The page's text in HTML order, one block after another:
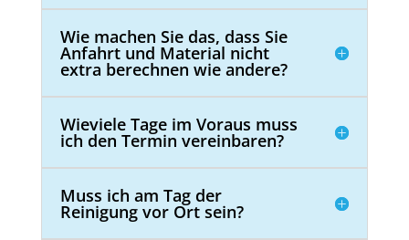
Wie machen Sie das, dass Sie
Anfahrt und Material nicht
extra berechnen wie andere?
Wieviele Tage im Voraus muss
ich den Termin vereinbaren?
Muss ich am Tag der
Reinigung vor Ort sein?